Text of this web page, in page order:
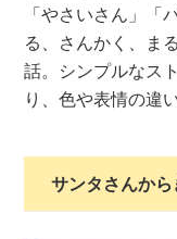
「やさいさん」「
る、さんかく、ま
話。シンプルなス
り、色や表情の違
サンタさんか